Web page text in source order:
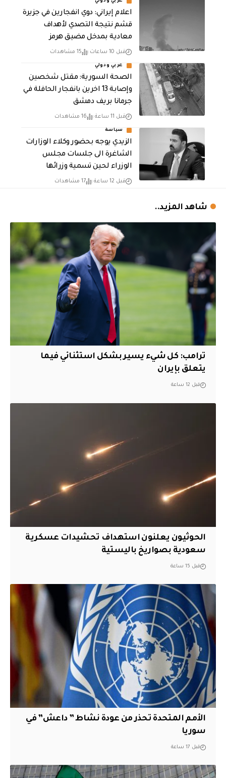
اعلام إيراني: دوي انفجارين في جزيرة
قشم نتيجة التصدي لأهداف
معادية بمدخل مضيق هرمز
قبل 10 ساعات 15 مشاهدات
عربي ودولي
الصحة السورية: مقتل شخصين
وإصابة 13 اخرين بانفجار الحافلة في
جرمانا بريف دمشق
قبل 11 ساعة 16 مشاهدات
سياسة
الزيدي يوجه بحضور وكلاء الوزارات
الشاغرة الى جلسات مجلس
الوزراء لحين تسمية وزرائها
قبل 12 ساعة 17 مشاهدات
شاهد المزيد..
ترامب: كل شيء يسير بشكل استثنائي فيما
يتعلق بإيران
قبل 12 ساعة
الحوثيون يعلنون استهداف تحشيدات عسكرية
سعودية بصواريخ باليستية
قبل 15 ساعة
الأمم المتحدة تحذر من عودة نشاط ” داعش” في
سوريا
قبل 17 ساعة